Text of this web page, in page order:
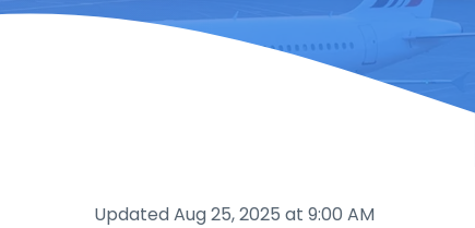
Updated Aug 25, 2025 at 9:00 AM